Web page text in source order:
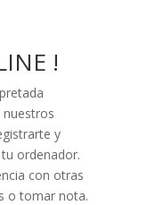
!
nuestros
y
ordenador.
con otras
o tomar nota.